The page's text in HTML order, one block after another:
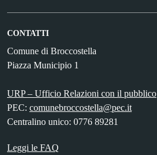
CONTATTI
Comune di Broccostella
Piazza Municipio 1
URP – Ufficio Relazioni con il pubblico
PEC: comunebroccostella@pec.it
Centralino unico: 0776 89281
Leggi le FAQ